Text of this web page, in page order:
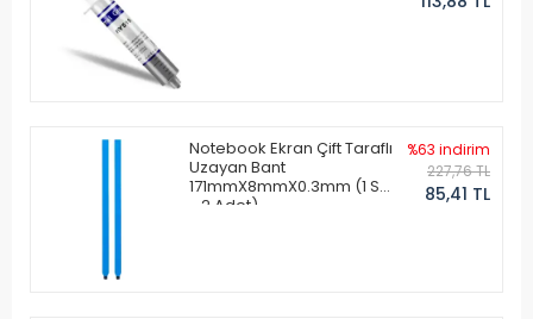
Notebook Ekran Çift Taraflı
Uzayan Bant
171mmX8mmX0.3mm (1 Set
- 2 Adet)
%63 indirim
227,76 TL
85,41 TL